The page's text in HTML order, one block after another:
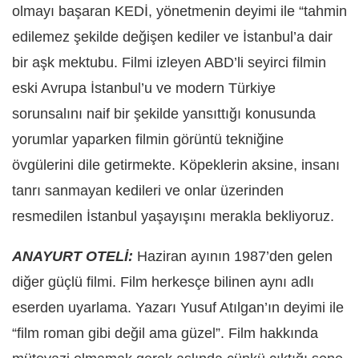
olmayı başaran KEDİ, yönetmenin deyimi ile “tahmin
edilemez şekilde değişen kediler ve İstanbul’a dair
bir aşk mektubu. Filmi izleyen ABD’li seyirci filmin
eski Avrupa İstanbul’u ve modern Türkiye
sorunsalını naif bir şekilde yansıttığı konusunda
yorumlar yaparken filmin görüntü tekniğine
övgülerini dile getirmekte. Köpeklerin aksine, insanı
tanrı sanmayan kedileri ve onlar üzerinden
resmedilen İstanbul yaşayışını merakla bekliyoruz.
ANAYURT OTELİ: Haziran ayının 1987’den gelen
diğer güçlü filmi. Film herkesçe bilinen aynı adlı
eserden uyarlama. Yazarı Yusuf Atılgan’ın deyimi ile
“film roman gibi değil ama güzel”. Film hakkında